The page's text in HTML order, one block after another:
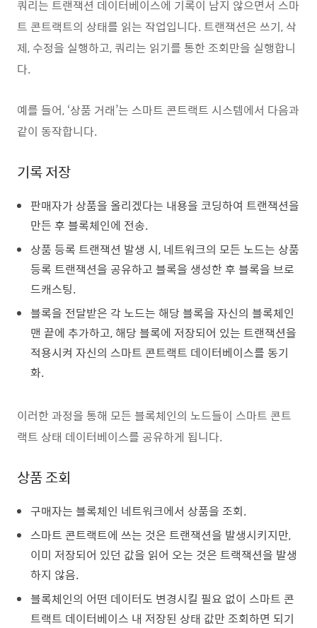
쿼리는 트랜잭션 데이터베이스에 기록이 남지 않으면서 스마
트 콘트랙트의 상태를 읽는 작업입니다. 트랜잭션은 쓰기, 삭
제, 수정을 실행하고, 쿼리는 읽기를 통한 조회만을 실행합니
다.
예를 들어, ‘상품 거래’는 스마트 콘트랙트 시스템에서 다음과
같이 동작합니다.
기록 저장
판매자가 상품을 올리겠다는 내용을 코딩하여 트랜잭션을
만든 후 블록체인에 전송.
상품 등록 트랜잭션 발생 시, 네트워크의 모든 노드는 상품
등록 트랜잭션을 공유하고 블록을 생성한 후 블록을 브로
드캐스팅.
블록을 전달받은 각 노드는 해당 블록을 자신의 블록체인
맨 끝에 추가하고, 해당 블록에 저장되어 있는 트랜잭션을
적용시켜 자신의 스마트 콘트랙트 데이터베이스를 동기
화.
이러한 과정을 통해 모든 블록체인의 노드들이 스마트 콘트
랙트 상태 데이터베이스를 공유하게 됩니다.
상품 조회
구매자는 블록체인 네트워크에서 상품을 조회.
스마트 콘트랙트에 쓰는 것은 트랜잭션을 발생시키지만,
이미 저장되어 있던 값을 읽어 오는 것은 트랙잭션을 발생
하지 않음.
블록체인의 어떤 데이터도 변경시킬 필요 없이 스마트 콘
트랙트 데이터베이스 내 저장된 상태 값만 조회하면 되기